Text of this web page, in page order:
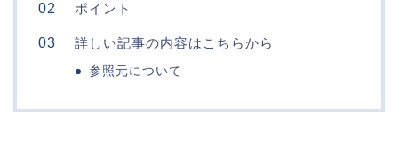
ポイント
詳しい記事の内容はこちらから
参照元について